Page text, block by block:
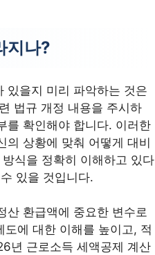
지나?
있을지 미리 파악하는 것은
법규 개정 내용을 주시하
를 확인해야 합니다. 이러한
의 상황에 맞춰 어떻게 대비
식을 정확히 이해하고 있다
있을 것입니다.
산 환급액에 중요한 변수로
에 대한 이해를 높이고, 적
년 근로소득 세액공제 계산